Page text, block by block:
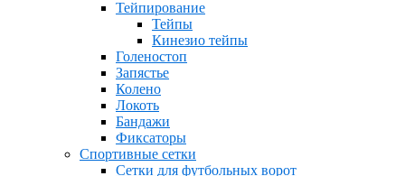
Тейпирование
Тейпы
Кинезио тейпы
Голеностоп
Запястье
Колено
Локоть
Бандажи
Фиксаторы
Спортивные сетки
Сетки для футбольных ворот